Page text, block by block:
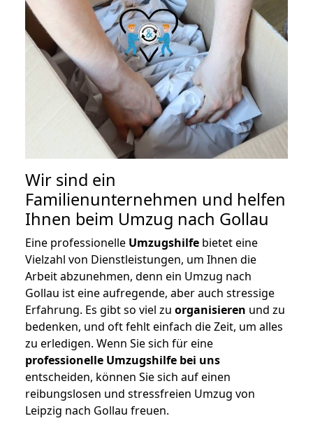
Wir sind ein
Familienunternehmen und helfen
Ihnen beim Umzug nach Gollau
Eine professionelle Umzugshilfe bietet eine
Vielzahl von Dienstleistungen, um Ihnen die
Arbeit abzunehmen, denn ein Umzug nach
Gollau ist eine aufregende, aber auch stressige
Erfahrung. Es gibt so viel zu organisieren und zu
bedenken, und oft fehlt einfach die Zeit, um alles
zu erledigen. Wenn Sie sich für eine
professionelle Umzugshilfe bei uns
entscheiden, können Sie sich auf einen
reibungslosen und stressfreien Umzug von
Leipzig nach Gollau freuen.